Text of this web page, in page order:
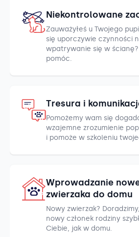
Niekontrolowane
Zauważyłeś u Twojego
się uporczywie czynności
wpatrywanie się w
pomóc.
Tresura i
Pomożemy wam się
wzajemne zrozumienie
i pomoże w szkoleniu
Wprowadzanie
zwierzaka do domu
Nowy zwierzak?
nowy członek rodziny
Ciebie, jak w domu.